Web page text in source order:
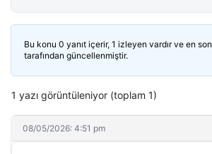
Bu konu 0 yanıt içerir, 1 izleyen vardır ve en son
tarafından güncellenmiştir.
1 yazı görüntüleniyor (toplam 1)
08/05/2026: 4:51 pm